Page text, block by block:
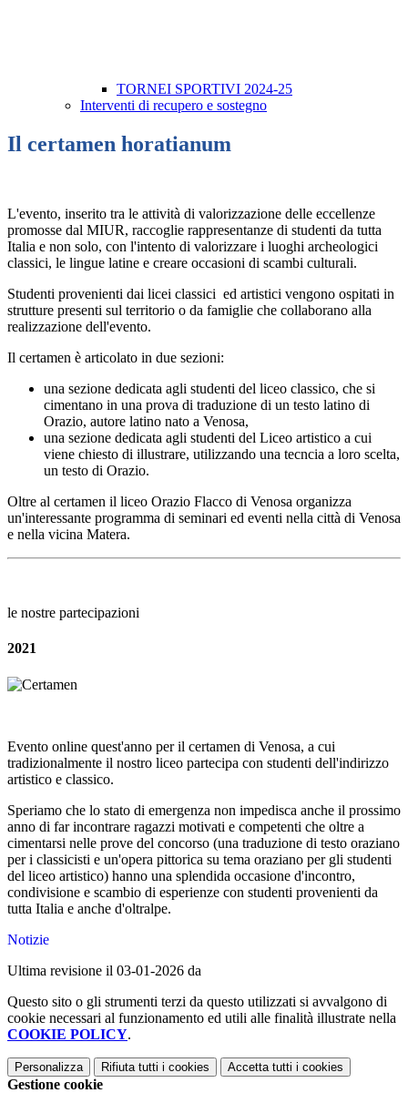
TORNEI SPORTIVI 2024-25
Interventi di recupero e sostegno
Il certamen horatianum
L'evento, inserito tra le attività di valorizzazione delle eccellenze
promosse dal MIUR, raccoglie rappresentanze di studenti da tutta
Italia e non solo, con l'intento di valorizzare i luoghi archeologici
classici, le lingue latine e creare occasioni di scambi culturali.
Studenti provenienti dai licei classici ed artistici vengono ospitati in
strutture presenti sul territorio o da famiglie che collaborano alla
realizzazione dell'evento.
Il certamen è articolato in due sezioni:
una sezione dedicata agli studenti del liceo classico, che si
cimentano in una prova di traduzione di un testo latino di
Orazio, autore latino nato a Venosa,
una sezione dedicata agli studenti del Liceo artistico a cui
viene chiesto di illustrare, utilizzando una tecncia a loro scelta,
un testo di Orazio.
Oltre al certamen il liceo Orazio Flacco di Venosa organizza
un'interessante programma di seminari ed eventi nella città di Venosa
e nella vicina Matera.
le nostre partecipazioni
2021
Evento online quest'anno per il certamen di Venosa, a cui
tradizionalmente il nostro liceo partecipa con studenti dell'indirizzo
artistico e classico.
Speriamo che lo stato di emergenza non impedisca anche il prossimo
anno di far incontrare ragazzi motivati e competenti che oltre a
cimentarsi nelle prove del concorso (una traduzione di testo oraziano
per i classicisti e un'opera pittorica su tema oraziano per gli studenti
del liceo artistico) hanno una splendida occasione d'incontro,
condivisione e scambio di esperienze con studenti provenienti da
tutta Italia e anche d'oltralpe.
Notizie
Ultima revisione il 03-01-2026 da
Questo sito o gli strumenti terzi da questo utilizzati si avvalgono di
cookie necessari al funzionamento ed utili alle finalità illustrate nella
COOKIE POLICY.
Personalizza Rifiuta tutti i cookies Accetta tutti i cookies
Gestione cookie